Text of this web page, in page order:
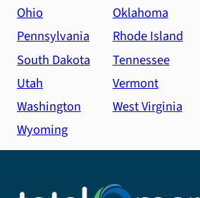
Ohio
Oklahoma
Pennsylvania
Rhode Island
South Dakota
Tennessee
Utah
Vermont
Washington
West Virginia
Wyoming